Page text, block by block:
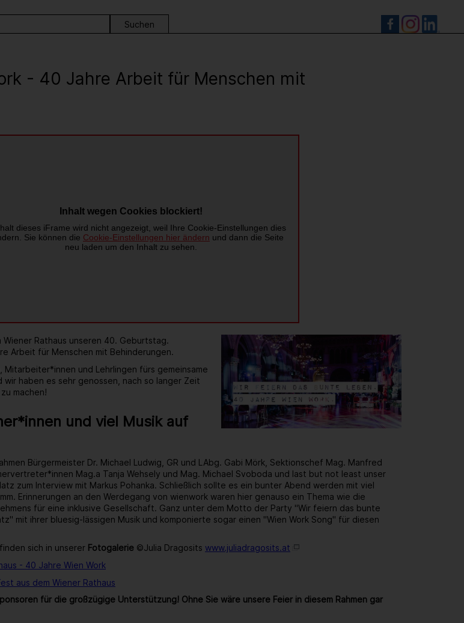
- 40 Jahre Arbeit für Menschen mit
Rathaus unseren 40. Geburtstag.
Arbeit für Menschen mit Behinderungen.
Mitarbeiter*innen und Lehrlingen fürs gemeinsame
wir haben es sehr genossen, nach so langer Zeit
machen!
und viel Musik auf
Bürgermeister Dr. Michael Ludwig, GR und LAbg. Gabi Mörk, Sektionschef Mag. Manfred
Mag.a Tanja Wehsely und Mag. Michael Svoboda und last but not least unser
zum Interview mit Markus Pohanka. Schließlich sollte es ein bunter Abend werden mit viel
Erinnerungen an den Werdegang von wienwork waren hier genauso ein Thema wie die
für eine inklusive Gesellschaft. Ganz unter dem Motto der Party "Wir feiern das bunte
mit ihrer bluesig-lässigen Musik und komponierte sogar einen "Wien Work Song" für diesen
sich in unserer Fotogalerie ©Julia Dragosits www.juliadragosits.at
- 40 Jahre Wien Work
aus dem Wiener Rathaus
für die großzügige Unterstützung! Ohne Sie wäre unsere Feier in diesem Rahmen gar